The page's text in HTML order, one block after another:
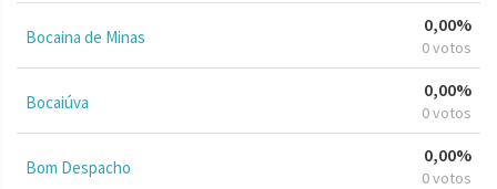
Bocaina de Minas
0,00%
0 votos
Bocaiúva
0,00%
0 votos
Bom Despacho
0,00%
0 votos